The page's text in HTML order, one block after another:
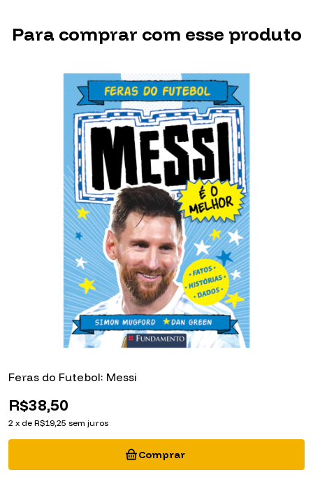
Para comprar com esse produto
Feras do Futebol: Messi
R$38,50
2 x de R$19,25 sem juros